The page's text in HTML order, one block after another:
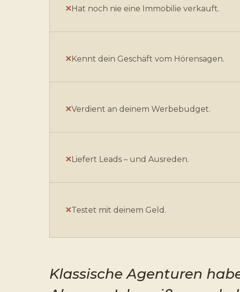
Hat noch nie eine Immobilie verkauft.
Kennt dein Geschäft vom Hörensagen.
Verdient an deinem Werbebudget.
Liefert Leads – und Ausreden.
Testet mit deinem Geld.
Klassische Agenturen